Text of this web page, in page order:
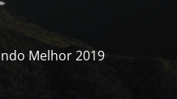
Melhor 2019